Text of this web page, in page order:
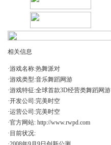
相关信息
·游戏名称:热舞派对
·游戏类型:音乐舞蹈网游
·游戏特征:全球首款3D经营类舞蹈网游
·开发公司:完美时空
·运营公司:完美时空
·官方网站: http://www.rwpd.com
·目前状况: